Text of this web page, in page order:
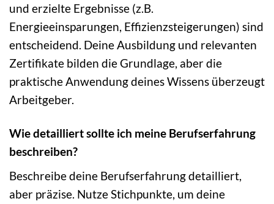
und erzielte Ergebnisse (z.B.
Energieeinsparungen, Effizienzsteigerungen) sind
entscheidend. Deine Ausbildung und relevanten
Zertifikate bilden die Grundlage, aber die
praktische Anwendung deines Wissens überzeugt
Arbeitgeber.
Wie detailliert sollte ich meine Berufserfahrung
beschreiben?
Beschreibe deine Berufserfahrung detailliert,
aber präzise. Nutze Stichpunkte, um deine